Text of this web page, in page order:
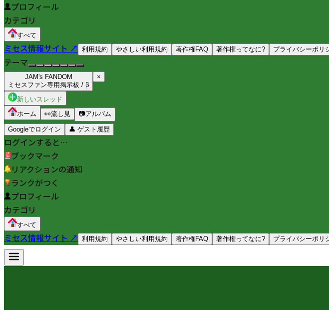
プロフィール
カテゴリ
すべて
ミセス情報サイト ↗ 利用規約 やさしい利用規約 著作権FAQ 著作権ってなに? プライバシーポリ
テーマ
JAM's FANDOM
ミセスファン専用掲示板 / β
×
新しいスレッド
ホーム
👀流し見 📷アルバム
Googleでログイン 👤 ゲスト履歴
ログインすると…
ブックマーク
リアクションの通知
ランクがつく
プロフィール
カテゴリ
すべて
ミセス情報サイト ↗ 利用規約 やさしい利用規約 著作権FAQ 著作権ってなに? プライバシーポリ